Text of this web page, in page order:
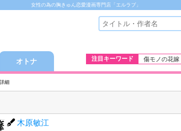
女性の為の胸きゅん恋愛漫画専門店「エルラブ」
オトナ 注目キーワード 傷モノの花嫁
細
木原敏江